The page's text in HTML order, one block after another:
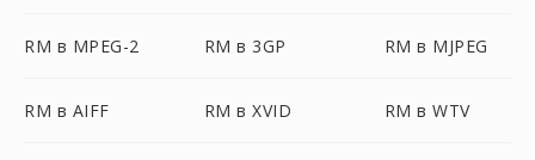
RM в MPEG-2 RM в 3GP RM в MJPEG
RM в AIFF RM в XVID RM в WTV